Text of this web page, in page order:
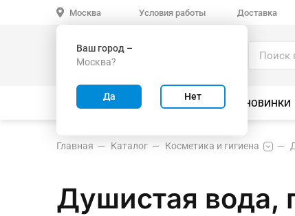
Москва
Ваш город –
Москва?
Да Нет
Условия работы Доставка
ВСЕ ТОВАРЫ ВЕЛОСИПЕДЫ НОВИНКИ
Главная Каталог Косметика и гигиена
Душистая вода,